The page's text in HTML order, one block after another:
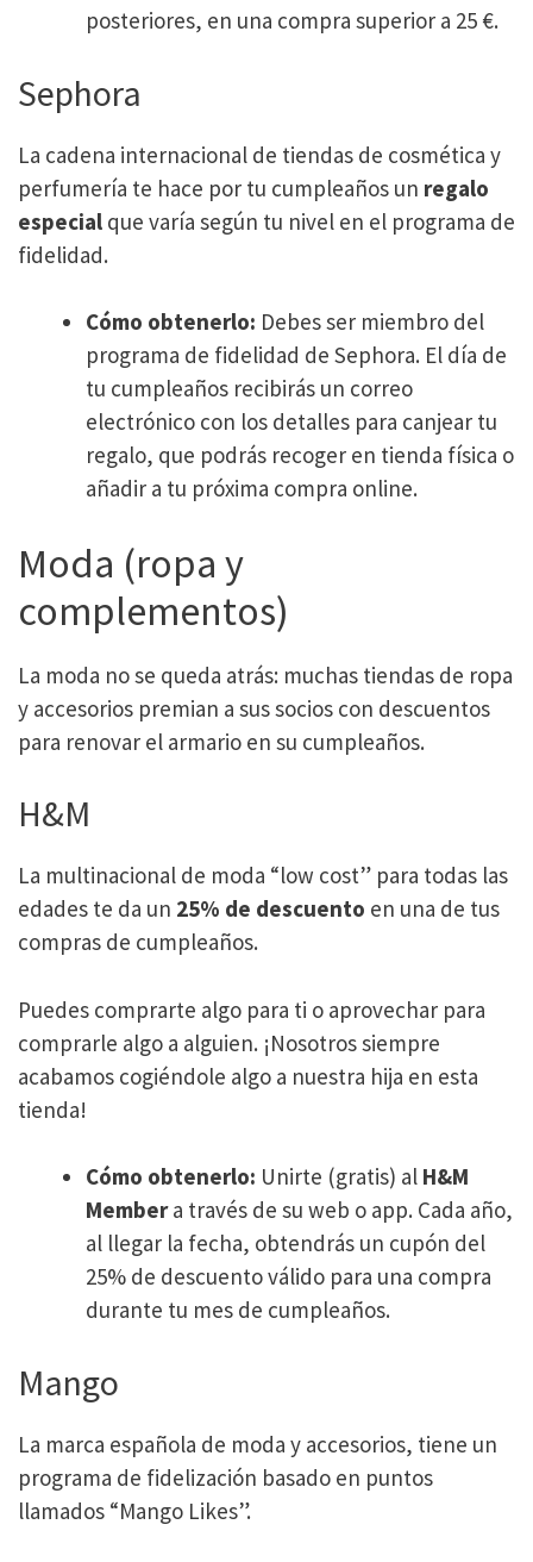
posteriores, en una compra superior a 25 €.
Sephora
La cadena internacional de tiendas de cosmética y
perfumería te hace por tu cumpleaños un regalo
especial que varía según tu nivel en el programa de
fidelidad.
Cómo obtenerlo: Debes ser miembro del
programa de fidelidad de Sephora. El día de
tu cumpleaños recibirás un correo
electrónico con los detalles para canjear tu
regalo, que podrás recoger en tienda física o
añadir a tu próxima compra online.
Moda (ropa y
complementos)
La moda no se queda atrás: muchas tiendas de ropa
y accesorios premian a sus socios con descuentos
para renovar el armario en su cumpleaños.
H&M
La multinacional de moda “low cost” para todas las
edades te da un 25% de descuento en una de tus
compras de cumpleaños.
Puedes comprarte algo para ti o aprovechar para
comprarle algo a alguien. ¡Nosotros siempre
acabamos cogiéndole algo a nuestra hija en esta
tienda!
Cómo obtenerlo: Unirte (gratis) al H&M
Membera través de su web o app. Cada año,
al llegar la fecha, obtendrás un cupón del
25% de descuento válido para una compra
durante tu mes de cumpleaños.
Mango
La marca española de moda y accesorios, tiene un
programa de fidelización basado en puntos
llamados “Mango Likes”.